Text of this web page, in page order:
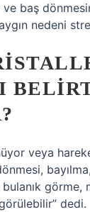
ve baş
nedeni
veya
görme,
dedi.